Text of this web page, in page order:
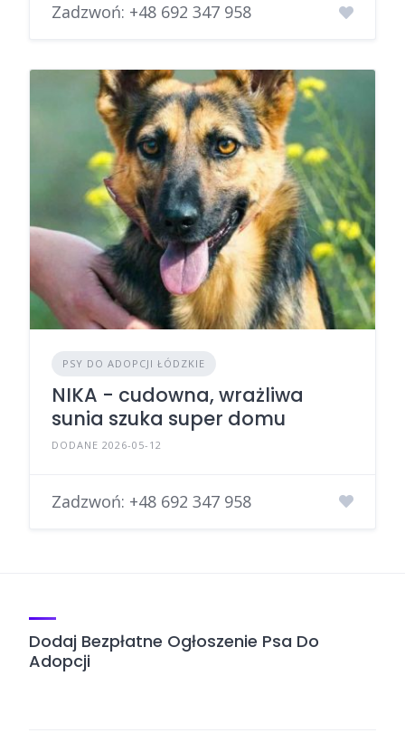
Zadzwoń: +48 692 347 958
PSY DO ADOPCJI ŁÓDZKIE
NIKA - cudowna, wrażliwa
sunia szuka super domu
DODANE 2026-05-12
Zadzwoń: +48 692 347 958
Dodaj Bezpłatne Ogłoszenie Psa Do
Adopcji